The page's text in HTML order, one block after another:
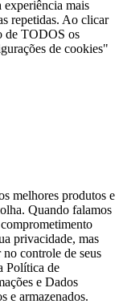
experiência mais
repetidas. Ao clicar
de TODOS os
de cookies"
melhores produtos e
Quando falamos
privacidade, mas
controle de seus
Política de
e Dados
e armazenados.